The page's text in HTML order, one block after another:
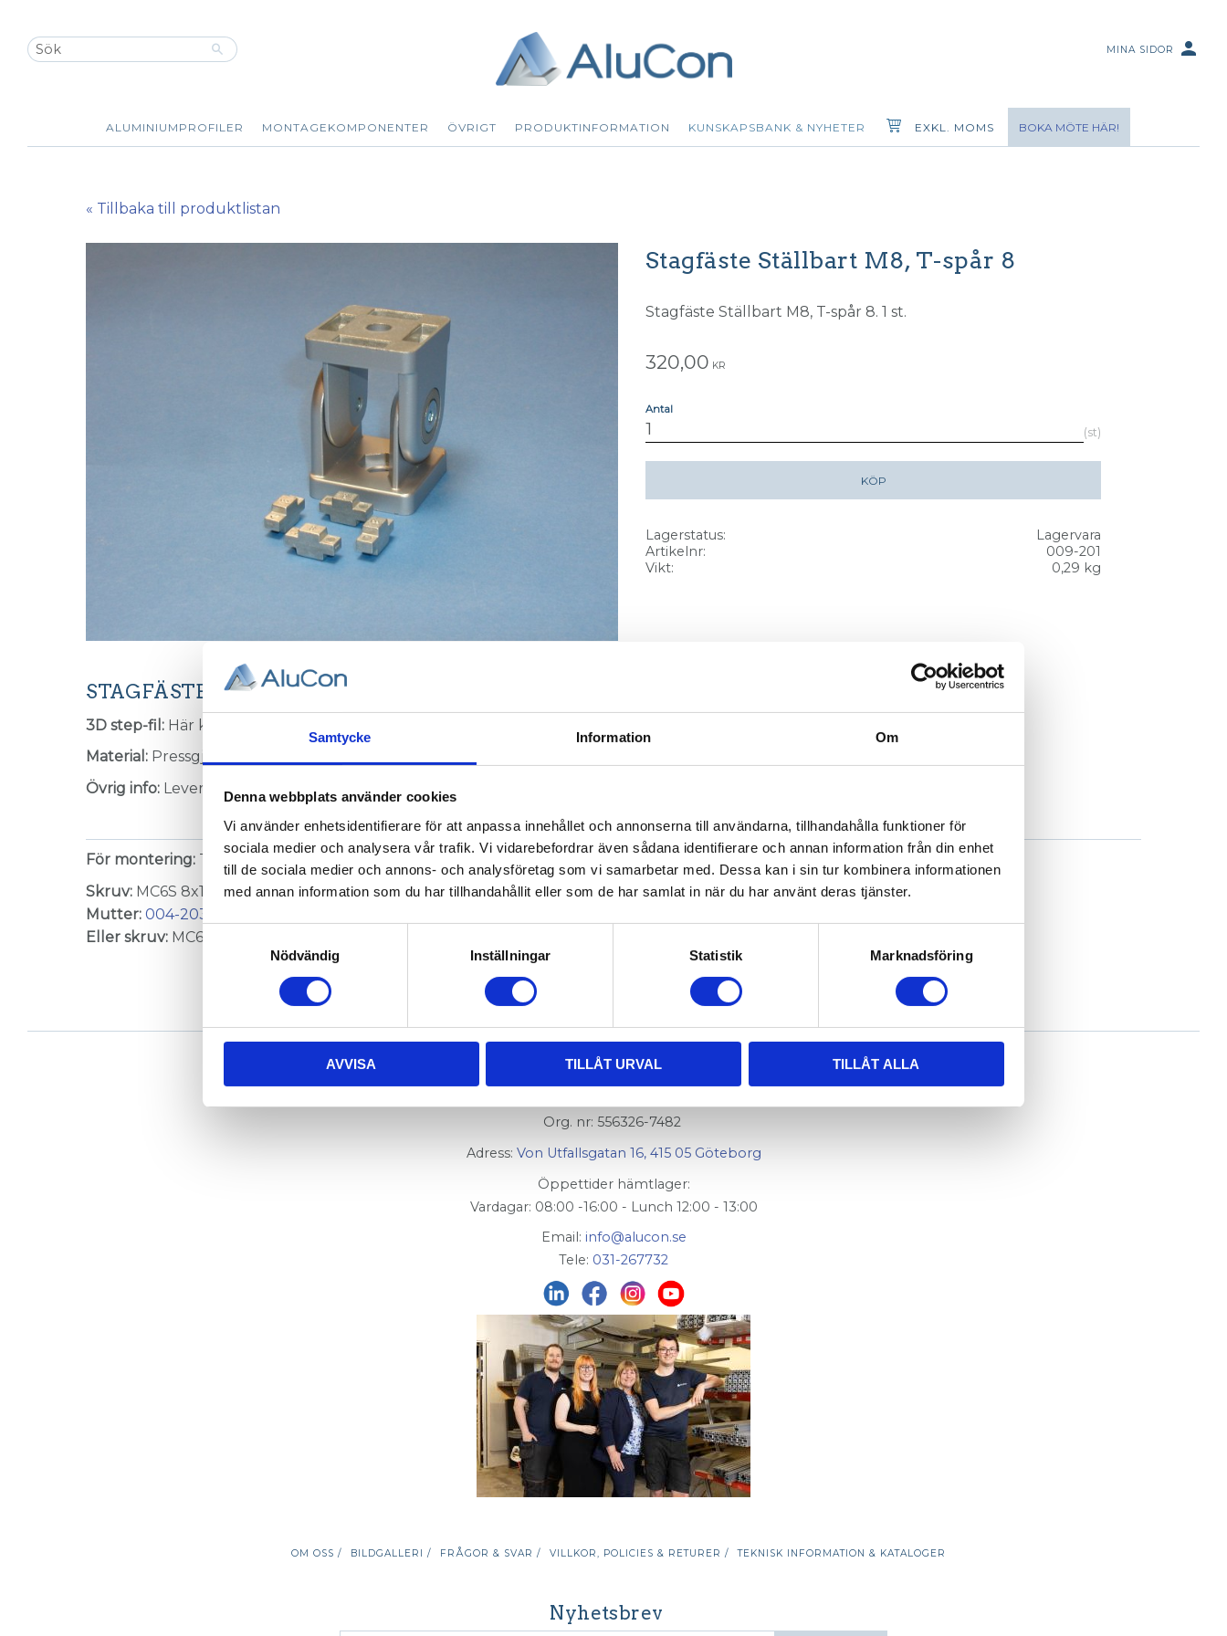
Samtycke Information Om
Denna webbplats använder cookies
Vi använder enhetsidentifierare för att anpassa innehållet och annonserna till användarna, tillhandahålla funktioner för
sociala medier och analysera vår trafik. Vi vidarebefordrar även sådana identifierare och annan information från din enhet
till de sociala medier och annons- och analysföretag som vi samarbetar med. Dessa kan i sin tur kombinera informationen
med annan information som du har tillhandahållit eller som de har samlat in när du har använt deras tjänster.
Samtyckesval
Nödvändig
Inställningar Statistik Marknadsföring
AVVISA TILLÅT URVAL TILLÅT ALLA
MINA SIDOR person
ALUMINIUMPROFILER MONTAGEKOMPONENTER ÖVRIGT PRODUKTINFORMATION KUNSKAPSBANK & NYHETER EXKL. MOMS BOKA MÖTE HÄR!
« Tillbaka till produktlistan
Stagfäste Ställbart M8, T-spår 8
Stagfäste Ställbart M8, T-spår 8. 1 st.
320,00 KR
Antal
st
KÖP
Lagerstatus
Lagervara
Artikelnr
009-201
Vikt
0,29 kg
STAGFÄSTE STÄLLBART M8, T-Spår 8.
3D step-fil: Här kan du hämta en 3D step-fil
Material: Pressgjuten Zink, lackerad.
Övrig info: Levereras med styrklackar.
För montering: T-spår 8 (ingår ej)
Skruv: MC6S 8x14fzb (2 st)
Mutter: 004-203
Eller skruv: MC6S 8x30 (Balkända) +
AluCon AB
Org. nr: 556326-7482
Adress: Von Utfallsgatan 16, 415 05 Göteborg
Öppettider hämtlager:
Vardagar: 08:00 -16:00 - Lunch 12:00 - 13:00
Email: info@alucon.se
Tele: 031-267732
OM OSS / BILDGALLERI / FRÅGOR & SVAR / VILLKOR, POLICIES & RETURER / TEKNISK INFORMATION & KATALOGER
Nyhetsbrev